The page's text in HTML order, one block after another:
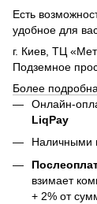
Есть
удобное для
г. Киев, ТЦ
Подземное
Более
Онлайн-
LiqPay
Наличными
взимает
+ 2% от